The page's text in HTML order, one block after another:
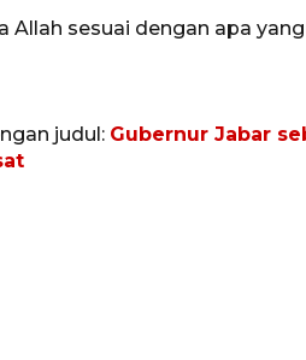
sesuai dengan apa
judul: Gubernur Jabar
Hasil Operasi